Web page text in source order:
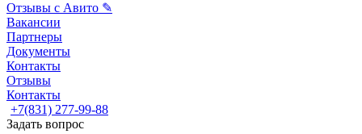
Отзывы с Авито ✎
Вакансии
Партнеры
Документы
Контакты
Отзывы
Контакты
+7(831) 277-99-88
Задать вопрос